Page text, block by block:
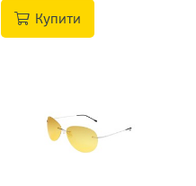
Купити